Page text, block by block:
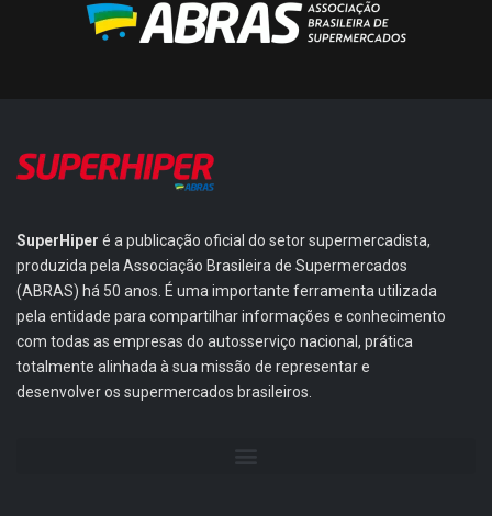
SuperHiper é a publicação oficial do setor supermercadista,
produzida pela Associação Brasileira de Supermercados
(ABRAS) há 50 anos. É uma importante ferramenta utilizada
pela entidade para compartilhar informações e conhecimento
com todas as empresas do autosserviço nacional, prática
totalmente alinhada à sua missão de representar e
desenvolver os supermercados brasileiros.